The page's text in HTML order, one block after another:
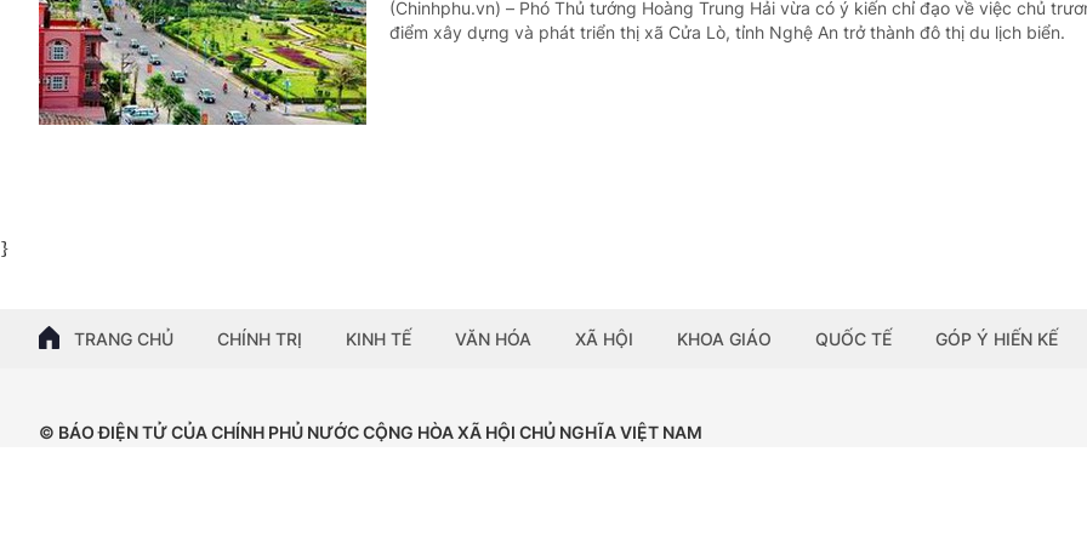
(Chinhphu.vn) – Phó Thủ tướng Hoàng Trung Hải vừa có ý kiến chỉ đạo về việc chủ
điểm xây dựng và phát triển thị xã Cửa Lò, tỉnh Nghệ An trở thành đô thị du lịch biển.
}
TRANG CHỦ CHÍNH TRỊ KINH TẾ VĂN HÓA XÃ HỘI KHOA GIÁO QUỐC TẾ GÓP Ý HIẾN KẾ
© BÁO ĐIỆN TỬ CỦA CHÍNH PHỦ NƯỚC CỘNG HÒA XÃ HỘI CHỦ NGHĨA VIỆT NAM